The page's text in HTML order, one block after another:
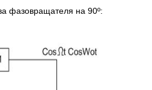
фазовращателя на 90º: